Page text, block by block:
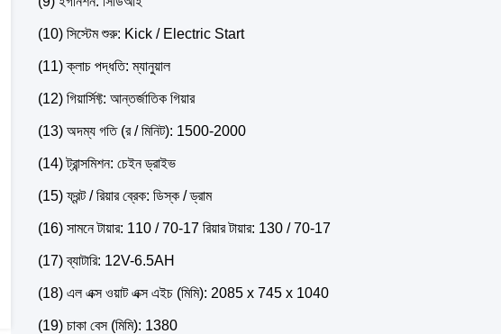
(10) সিস্টেম শুরু: Kick / Electric Start
(11) ক্লাচ পদ্ধতি: ম্যানুয়াল
(12) গিয়ার্সিফ্ট: আন্তর্জাতিক গিয়ার
(13) অদম্য গতি (র / মিনিট): 1500-2000
(14) ট্রান্সমিশন: চেইন ড্রাইভ
(15) ফ্রন্ট / রিয়ার ব্রেক: ডিস্ক / ড্রাম
(16) সামনে টায়ার: 110 / 70-17 রিয়ার টায়ার: 130 / 70-17
(17) ব্যাটারি: 12V-6.5AH
(18) এল এক্স ওয়াট এক্স এইচ (মিমি): 2085 x 745 x 1040
(19) চাকা বেস (মিমি): 1380